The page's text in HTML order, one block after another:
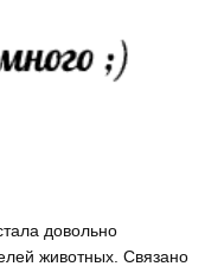
довольно
животных. Связано